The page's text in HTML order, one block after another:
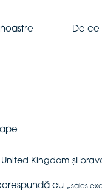
De ce
United Kingdom șI
cu „sales